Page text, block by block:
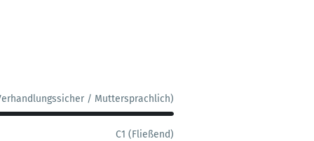
/ Muttersprachlich)
C1 (Fließend)